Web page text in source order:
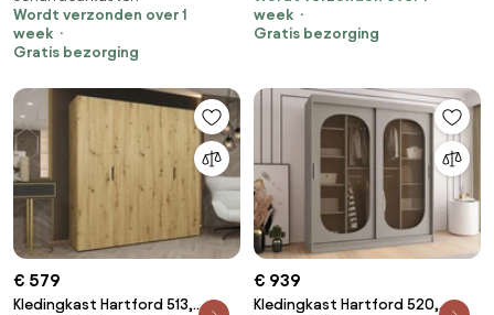
Schuivend
Wordt verzonden over 1
week
Gratis bezorging
Aantal planken: 5, Aantal
week
Gratis bezorging
€ 579
Kledingkast Hartford 513,
€ 939
Kledingkast Hartford 520,